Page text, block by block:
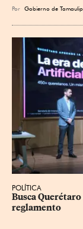
Por Gobierno de
POLÍTICA
Busca
reglamento